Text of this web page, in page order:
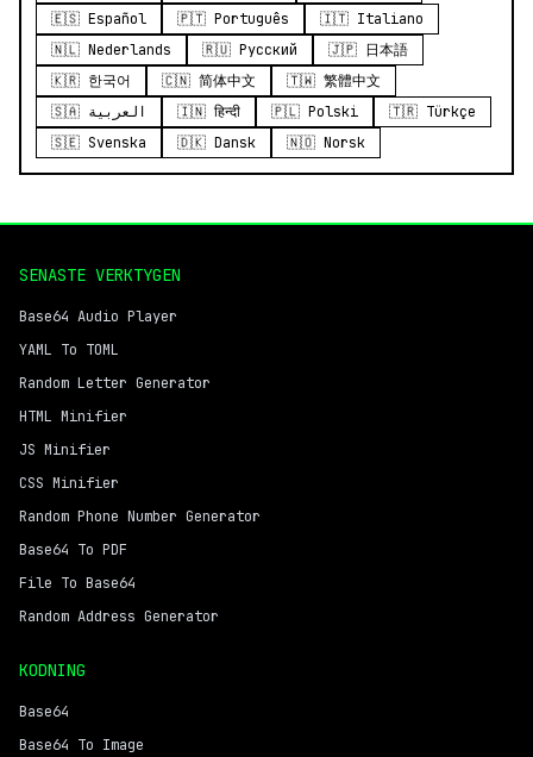
🇪🇸 Español 🇵🇹 Português
🇮🇹 Italiano
🇳🇱 Nederlands
🇷🇺 Русский
🇯🇵 日本語
🇰🇷 한국어
🇨🇳 简体中文
🇹🇼 繁體中文
🇸🇦 العربية
🇮🇳 हिन्दी 🇵🇱 Polski
🇹🇷 Türkçe
🇸🇪 Svenska
🇩🇰 Dansk 🇳🇴 Norsk
SENASTE VERKTYGEN
Base64 Audio Player
YAML To TOML
Random Letter Generator
HTML Minifier
JS Minifier
CSS Minifier
Random Phone Number Generator
Base64 To PDF
File To Base64
Random Address Generator
KODNING
Base64
Base64 To Image